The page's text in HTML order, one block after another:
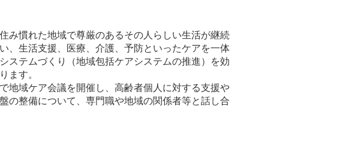
み慣れた地域で尊厳のあるその人らしい生活が継続
、生活支援、医療、介護、予防といったケアを一体
ステムづくり（地域包括ケアシステムの推進）を効
ます。
地域ケア会議を開催し、高齢者個人に対する支援や
の整備について、専門職や地域の関係者等と話し合